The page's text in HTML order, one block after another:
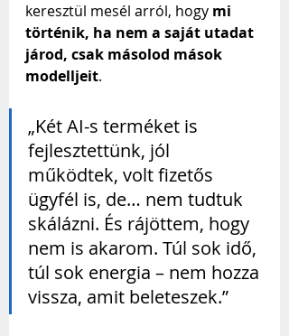
keresztül mesél arról, hogy mi
történik, ha nem a saját utadat
járod, csak másolod mások
modelljeit.
„Két AI-s terméket is
fejlesztettünk, jól
működtek, volt fizetős
ügyfél is, de… nem tudtuk
skálázni. És rájöttem, hogy
nem is akarom. Túl sok idő,
túl sok energia – nem hozza
vissza, amit beleteszek.”